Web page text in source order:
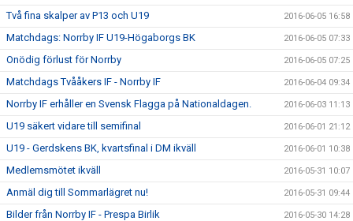
Två fina skalper av P13 och U19 2016-06-05 16:58
Matchdags: Norrby IF U19-Högaborgs BK 2016-06-05 07:33
Onödig förlust för Norrby 2016-06-05 07:25
Matchdags Tvååkers IF - Norrby IF 2016-06-04 09:34
Norrby IF erhåller en Svensk Flagga på Nationaldagen. 2016-06-03 11:13
U19 säkert vidare till semifinal 2016-06-01 21:12
U19 - Gerdskens BK, kvartsfinal i DM ikväll 2016-06-01 10:38
Medlemsmötet ikväll 2016-05-31 10:07
Anmäl dig till Sommarlägret nu! 2016-05-31 09:44
Bilder från Norrby IF - Prespa Birlik 2016-05-30 14:28